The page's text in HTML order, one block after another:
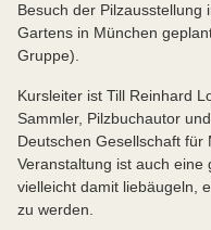
Besuch der Pilzausstellung
Gartens in München
Gruppe).
Kursleiter ist Till Reinhard
Sammler, Pilzbuchautor
Deutschen Gesellschaft für
Veranstaltung ist auch eine
vielleicht damit liebäugeln,
zu werden.